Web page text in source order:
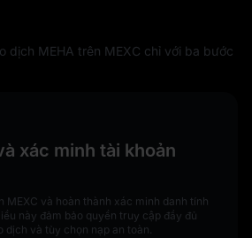
dịch MEHA trên MEXC chỉ với ba bước
xác minh tài khoản
và hoàn thành xác minh danh tính
này đảm bảo quyền truy cập đầy đủ
dịch và tùy chọn nạp an toàn.